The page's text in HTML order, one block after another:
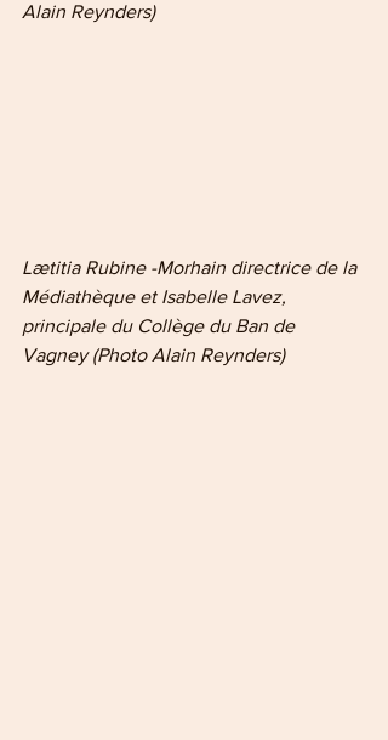
Alain Reynders)
Lætitia Rubine -Morhain directrice de la
Médiathèque et Isabelle Lavez,
principale du Collège du Ban de
Vagney (Photo Alain Reynders)